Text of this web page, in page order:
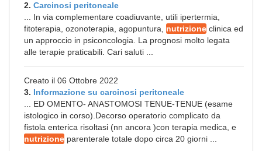
2. Carcinosi peritoneale
... In via complementare coadiuvante, utili ipertermia,
fitoterapia, ozonoterapia, agopuntura, nutrizione clinica ed
un approccio in psiconcologia. La prognosi molto legata
alle terapie praticabili. Cari saluti ...
Creato il 06 Ottobre 2022
3. Informazione su carcinosi peritoneale
... ED OMENTO- ANASTOMOSI TENUE-TENUE (esame
istologico in corso).Decorso operatorio complicato da
fistola enterica risoltasi (nn ancora )con terapia medica, e
nutrizione parenterale totale dopo circa 20 giorni ...